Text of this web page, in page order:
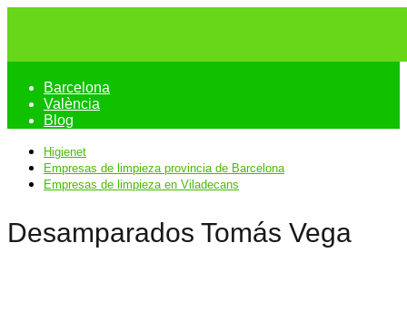
Barcelona
València
Blog
Higienet
Empresas de limpieza provincia de Barcelona
Empresas de limpieza en Viladecans
Desamparados Tomás Vega